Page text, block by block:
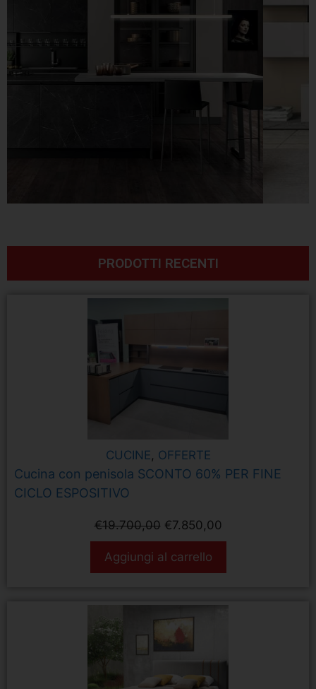
Parete Living Febal
Scegliere di arredare una
parete living di grande effetto
elementi della collezione
GIORNO
PRODOTTI RECENTI
CUCINE, OFFERTE
Cucina con penisola SCONTO 60% PER FINE
CICLO ESPOSITIVO
€19.700,00 €7.850,00
Aggiungi al carrello